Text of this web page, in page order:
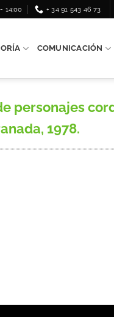
14:00 + 34 91 543 46 73
COMUNICACIÓN
personajes
1978.